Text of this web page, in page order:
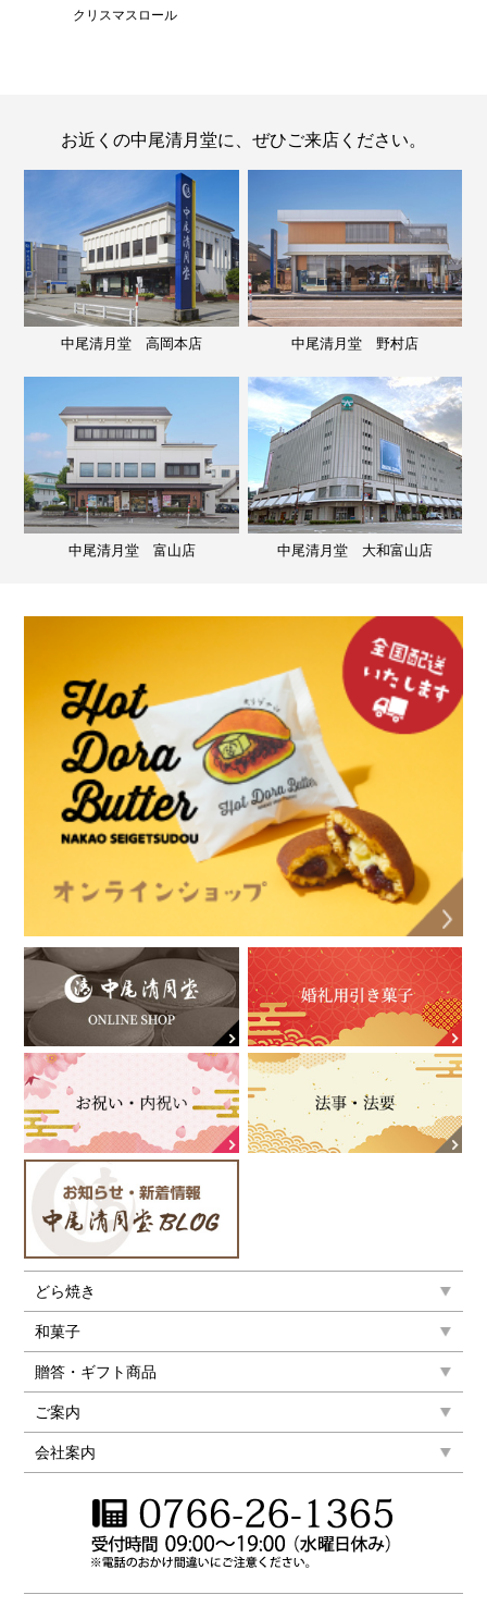
クリスマスロール
お近くの中尾清月堂に、ぜひご来店ください。
中尾清月堂 高岡本店 中尾清月堂 野村店
中尾清月堂 富山店 中尾清月堂 大和富山店
どら焼き
和菓子
贈答・ギフト商品
ご案内
会社案内